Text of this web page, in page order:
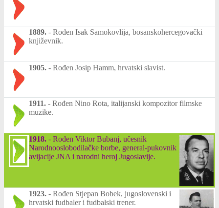
1889. - Rođen Isak Samokovlija, bosanskohercegovački
književnik.
1905. - Rođen Josip Hamm, hrvatski slavist.
1911. - Rođen Nino Rota, italijanski kompozitor filmske
muzike.
1918. - Rođen Viktor Bubanj, učesnik
Narodnooslobodilačke borbe, general-pukovnik
avijacije JNA i narodni heroj Jugoslavije.
1923. - Rođen Stjepan Bobek, jugoslovenski i
hrvatski fudbaler i fudbalski trener.